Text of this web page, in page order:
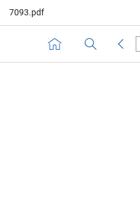
7093.pdf